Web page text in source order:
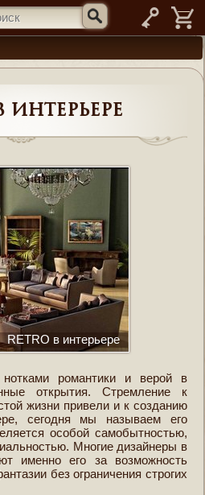
—
интерьере
RETRO в интерьере
романтики и верой в
открытия. Стремление к
жизни привели и к созданию
сегодня мы называем его
особой самобытностью,
Многие дизайнеры в
именно его за возможность
без ограничения строгих